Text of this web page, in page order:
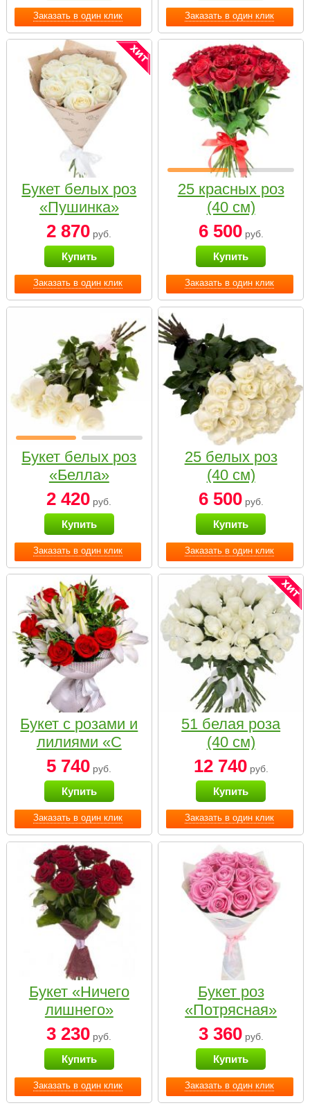
Заказать в один клик Заказать в один клик
Заказать в один клик
Букет белых роз
«Пушинка»
2 870 руб.
Купить
Заказать в один клик
25 красных роз
(40 см)
6 500руб.
Купить
Заказать в один клик
Букет белых роз
«Белла»
2 420 руб.
Купить
Заказать в один клик
25 белых роз
(40 см)
6 500руб.
Купить
Заказать в один клик
Букет с розами и
лилиями «С
наилучшими
пожеланиями»
5 740 руб.
Купить
Заказать в один клик
51 белая роза
(40 см)
12 740руб.
Купить
Заказать в один клик
Букет «Ничего
лишнего»
3 230 руб.
Купить
Заказать в один клик
Букет роз
«Потрясная»
3 360руб.
Купить